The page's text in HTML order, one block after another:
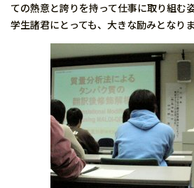
ての熱意と誇りを持って仕事に取り組む
学生諸君にとっても、大きな励みとなりま